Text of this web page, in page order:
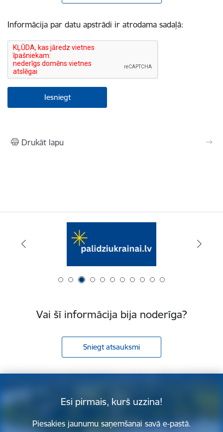
Informācija par datu apstrādi ir atrodama sadaļā:
Drukāt lapu
Vai šī informācija bija noderīga?
Sniegt atsauksmi
Esi pirmais, kurš uzzina!
Piesakies jaunumu saņemšanai savā e-pastā.